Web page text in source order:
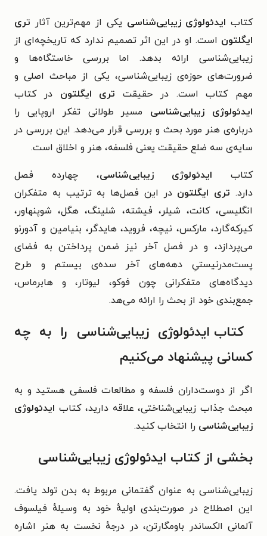
کتاب ایدئولوژی زیبایی‌شناسی یکی از مهم‌ترین آثار تری
ایگلتون است. او در این اثر تصمیم ندارد که تاریخچه‌ای از
زیبایی‌شناسی ارائه بدهد. اما بررسی خاستگاه‌ها و
ضرورت‌های حوزه‌ی زیبایی‌شناسی، یکی از مباحث اصلی و
مهم کتاب است. در حقیقت تری ایگلتوندرکتاب
ایدئولوژی زیبایی‌شناسی مسیر طولانی تفکر اروپایی را
درباره‌ی هنر مورد بحث و بررسی قرار می‌دهد. این بررسی در
سایه‌ی سه ضلع حقیقت یعنی فلسفه، هنر و اخلاق است.
کتاب ایدئولوژی زیبایی‌شناسی، چهارده فصل
دارد. تری ایگلتوندر این فصل‌ها به ترتیب به متفکران
انگلیسی، کانت، شیلر، فیشته، شلینگ، هگل، شوپنهاور،
کیرکه‌گارد، مارکس، نیچه، فروید، هایدگر، بنیامین و آدورنو
می‌پردازد، و در فصل آخر نیز ضمن پرداختن به فضای
پست‌مدرنیستیِ دهه‌های آخر سده‌ی بیستم و طرح
دیدگاه‌های متفکرانی چون فوکو، لیوتار، و هابرماس،
جمع‌بندی خود از بحث را ارائه می‌هد.
کتاب ایدئولوژی زیبایی‌شناسی را به چه
کسانی پیشنهاد می‌کنیم
اگر از دوست‌داران فلسفه و مطالعات فلسفی هستید و به
مبحث جذاب زیبایی‌شناختی، علاقه دارید،کتاب ایدئولوژی
زیبایی‌شناسی را انتخاب کنید.
بخشی از کتاب ایدئولوژی زیبایی‌شناسی
زیبایی‌شناسی به عنوان گفتمانی مربوط به بدن تولد یافت.
این اصطلاح در صورت‌بندی اولیهٔ خود به وسیلهٔ فیلسوف
آلمانی الکساندر باومگارتن، در درجهٔ نخست به هنر اشاره